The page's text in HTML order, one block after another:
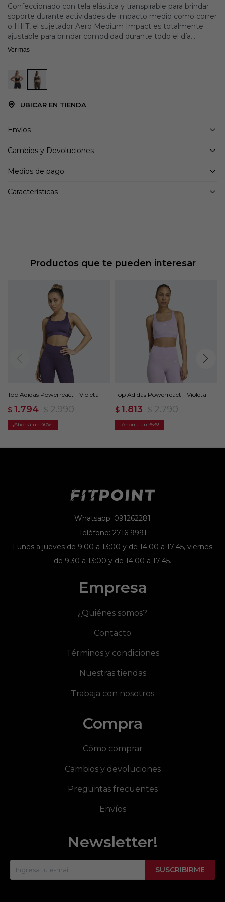
Confeccionado con tela elástica y transpirable para brindar
soporte durante actividades de impacto medio como correr
o HIIT, el sujetador Aero Medium Impact es totalmente
ajustable para brindar comodidad durante todo el día.
Sujetador de soporte de impacto medio
Tejido perforado transpirable
Cierre de gancho y ojo en el centro de la espalda
impacto medio con copas moldeadas y cierre de gancho y
elásticas anchas ajustables que permiten un rango
completo de movimiento con total comodidad.
Ver mas
UBICAR EN TIENDA
Envíos
Cambios y Devoluciones
Medios de pago
Características
Productos que te pueden interesar
Top Adidas Powerreact - Violeta
$ 1.794 $ 2.990
40
Top Adidas Powerreact - Violeta
$ 1.813 $ 2.790
35
Whatsapp: 091262281
Teléfono: 2716 9991
Lunes a jueves de 9:00 a 13:00 y de 14:00 a 17:45, viernes
de 9:30 a 13:00 y de 14:00 a 17:45.
Empresa
¿Quiénes somos?
Contacto
Términos y condiciones
Nuestras tiendas
Trabaja con nosotros
Compra
Cómo comprar
Cambios y devoluciones
Preguntas frecuentes
Envíos
Newsletter!
SUSCRIBIRME